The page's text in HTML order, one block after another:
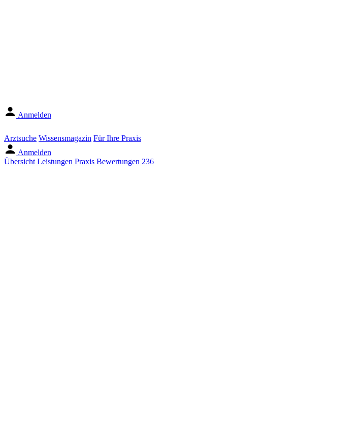
Anmelden
Arztsuche Wissensmagazin Für Ihre Praxis
Anmelden
Übersicht Leistungen Praxis Bewertungen 236